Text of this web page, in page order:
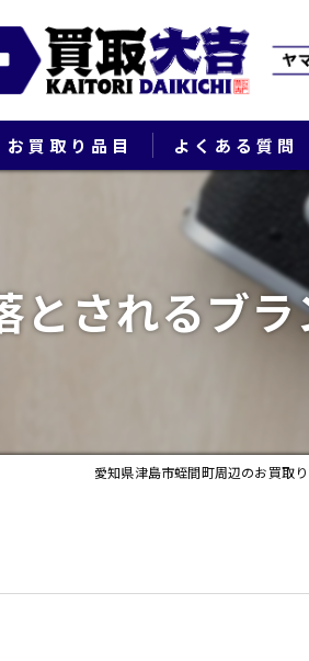
お買取り品目 よくある質問
とされるブ
愛知県津島市蛭間町周辺のお買取